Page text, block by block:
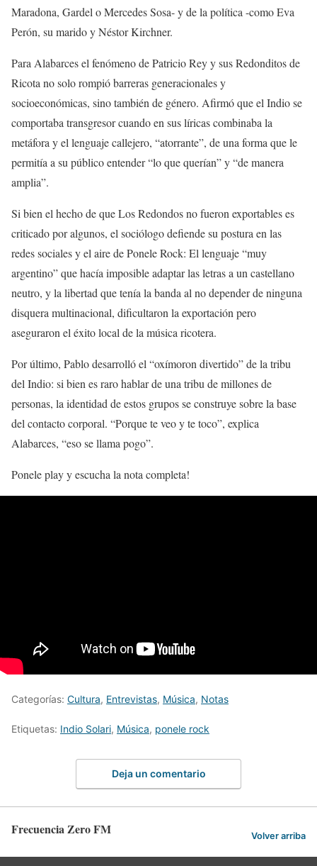
Maradona, Gardel o Mercedes Sosa- y de la política -como Eva
Perón, su marido y Néstor Kirchner.
Para Alabarces el fenómeno de Patricio Rey y sus Redonditos de
Ricota no solo rompió barreras generacionales y
socioeconómicas, sino también de género. Afirmó que el Indio se
comportaba transgresor cuando en sus líricas combinaba la
metáfora y el lenguaje callejero, “atorrante”, de una forma que le
permitía a su público entender “lo que querían” y “de manera
amplia”.
Si bien el hecho de que Los Redondos no fueron exportables es
criticado por algunos, el sociólogo defiende su postura en las
redes sociales y el aire de Ponele Rock: El lenguaje “muy
argentino” que hacía imposible adaptar las letras a un castellano
neutro, y la libertad que tenía la banda al no depender de ninguna
disquera multinacional, dificultaron la exportación pero
aseguraron el éxito local de la música ricotera.
Por último, Pablo desarrolló el “oxímoron divertido” de la tribu
del Indio: si bien es raro hablar de una tribu de millones de
personas, la identidad de estos grupos se construye sobre la base
del contacto corporal. “Porque te veo y te toco”, explica
Alabarces, “eso se llama pogo”.
Ponele play y escucha la nota completa!
Categorías: Cultura, Entrevistas, Música, Notas
Etiquetas: Indio Solari, Música, ponele rock
Deja un comentario
Frecuencia Zero FM Volver arriba